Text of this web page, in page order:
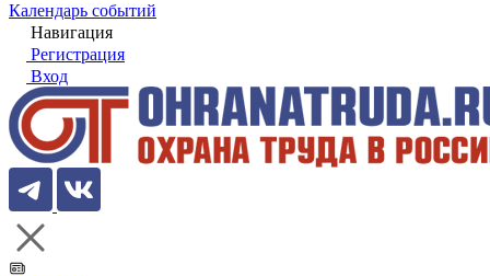
Календарь событий
Навигация
Регистрация
Вход